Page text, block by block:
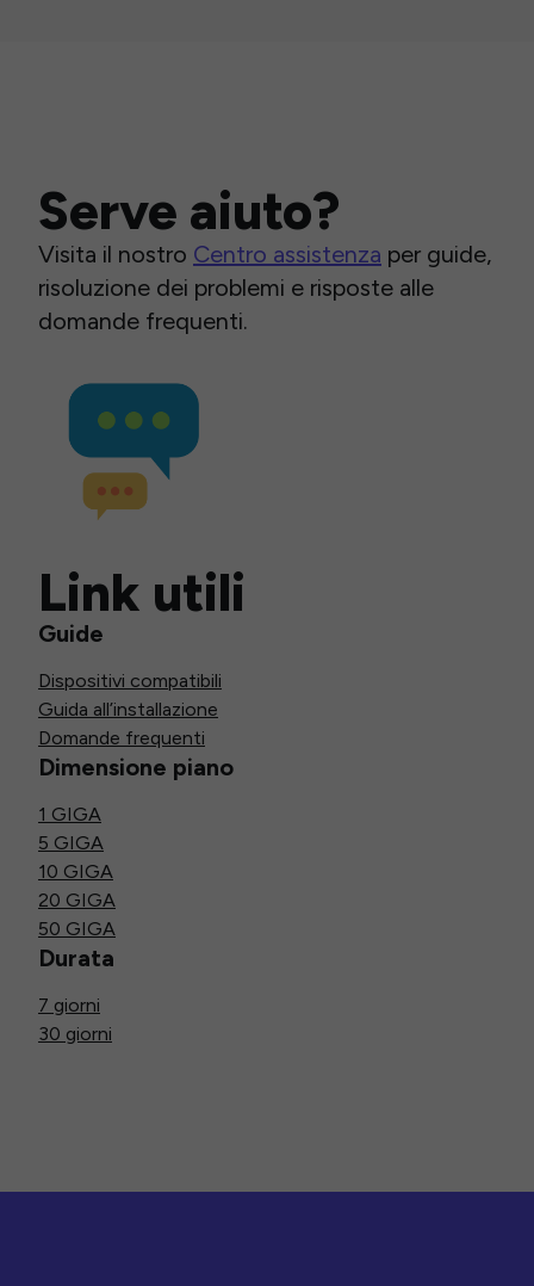
Serve aiuto?
Visita il nostro Centro assistenza per guide,
risoluzione dei problemi e risposte alle
domande frequenti.
Link utili
Guide
Dispositivi compatibili
Guida all’installazione
Domande frequenti
Dimensione piano
1 GIGA
5 GIGA
10 GIGA
20 GIGA
50 GIGA
Durata
7 giorni
30 giorni